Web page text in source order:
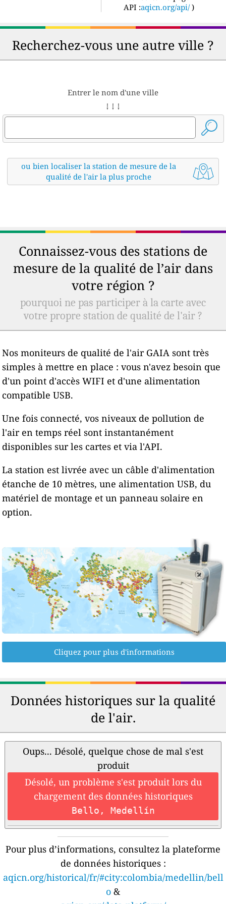
API :aqicn.org/api/ )
Recherchez-vous une autre ville ?
Entrer le nom d'une ville
↓ ↓ ↓
ou bien localiser la station de mesure de la
qualité de l'air la plus proche
Connaissez-vous des stations de
mesure de la qualité de l’air dans
votre région ?
pourquoi ne pas participer à la carte avec
votre propre station de qualité de l'air ?
Nos moniteurs de qualité de l'air GAIA sont très
simples à mettre en place : vous n'avez besoin que
d'un point d'accès WIFI et d'une alimentation
compatible USB.
Une fois connecté, vos niveaux de pollution de
l'air en temps réel sont instantanément
disponibles sur les cartes et via l'API.
La station est livrée avec un câble d'alimentation
étanche de 10 mètres, une alimentation USB, du
matériel de montage et un panneau solaire en
option.
Cliquez pour plus d'informations
Données historiques sur la qualité
de l'air.
Oups... Désolé, quelque chose de mal s'est
produit
Désolé, un problème s'est produit lors du
chargement des données historiques
Bello, Medellín
Pour plus d’informations, consultez la plateforme
de données historiques :
aqicn.org/historical/fr/#city:colombia/medellin/bell
o &